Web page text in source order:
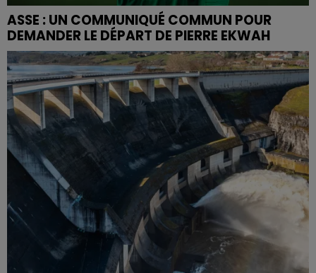
ASSE : UN COMMUNIQUÉ COMMUN POUR
DEMANDER LE DÉPART DE PIERRE EKWAH